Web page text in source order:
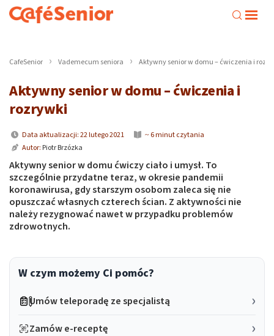
CafeSenior Vademecum seniora Aktywny senior w domu – ćwiczenia i
Aktywny senior w domu – ćwiczenia i
rozrywki
Data aktualizacji: 22 lutego 2021
~ 6 minut czytania
Autor: Piotr Brzózka
Aktywny senior w domu ćwiczy ciało i umysł. To
szczególnie przydatne teraz, w okresie pandemii
koronawirusa, gdy starszym osobom zaleca się nie
opuszczać własnych czterech ścian. Z aktywności nie
należy rezygnować nawet w przypadku problemów
zdrowotnych.
W czym możemy Ci pomóc?
Umów teleporadę ze specjalistą
Zamów e-receptę